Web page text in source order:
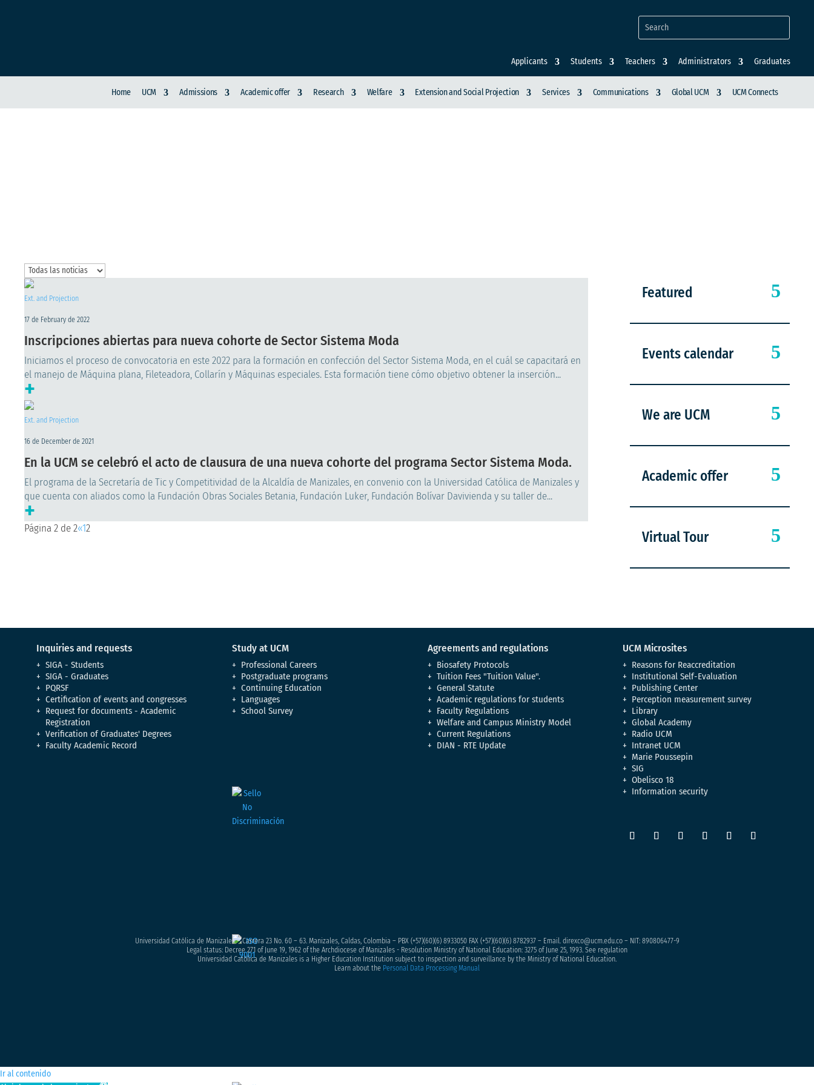
Applicants Students Teachers Administrators Graduates
Home UCM Admissions Academic offer Research Welfare Extension and Social Projection Services Communications Global UCM UCM Connects
Ext. and Projection
17 de February de 2022
Inscripciones abiertas para nueva cohorte de Sector Sistema Moda
Iniciamos el proceso de convocatoria en este 2022 para la formación en confección del Sector Sistema Moda, en el cuál se capacitará en
el manejo de Máquina plana, Fileteadora, Collarín y Máquinas especiales. Esta formación tiene cómo objetivo obtener la inserción...
+
Ext. and Projection
16 de December de 2021
En la UCM se celebró el acto de clausura de una nueva cohorte del programa Sector Sistema Moda.
El programa de la Secretaría de Tic y Competitividad de la Alcaldía de Manizales, en convenio con la Universidad Católica de Manizales y
que cuenta con aliados como la Fundación Obras Sociales Betania, Fundación Luker, Fundación Bolívar Davivienda y su taller de...
+
Página 2 de 2«12
Featured
Events calendar
We are UCM
Academic offer
Virtual Tour
Inquiries and requests
SIGA - Students
SIGA - Graduates
PQRSF
Certification of events and congresses
Request for documents - Academic
Registration
Verification of Graduates' Degrees
Faculty Academic Record
Study at UCM
Professional Careers
Postgraduate programs
Continuing Education
Languages
School Survey
Agreements and regulations
Biosafety Protocols
Tuition Fees "Tuition Value".
General Statute
Academic regulations for students
Faculty Regulations
Welfare and Campus Ministry Model
Current Regulations
DIAN - RTE Update
UCM Microsites
Reasons for Reaccreditation
Institutional Self-Evaluation
Publishing Center
Perception measurement survey
Library
Global Academy
Radio UCM
Intranet UCM
Marie Poussepin
SIG
Obelisco 18
Information security
Universidad Católica de Manizales – Carrera 23 No. 60 – 63. Manizales, Caldas, Colombia – PBX (+57)(60)(6) 8933050FAX (+57)(60)(6) 8782937 – Email. direxco@ucm.edu.co – NIT: 890806477-9
Legal status: Decree 271 of June 19, 1962 of the Archdiocese of Manizales - Resolution Ministry of National Education: 3275 of June 25, 1993. See regulation
Universidad Católica de Manizales is a Higher Education Institution subject to inspection and surveillance by the Ministry of National Education.
Learn about the Personal Data Processing Manual
Ir al contenido